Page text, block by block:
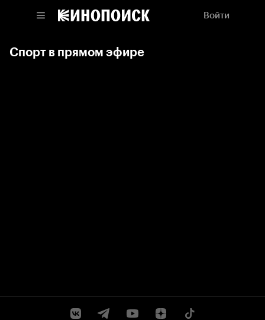
Войти
Спорт в прямом эфире